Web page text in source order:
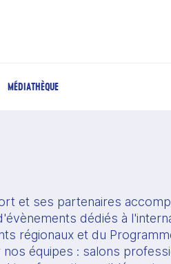
MÉDIATHÈQUE
et ses partenaires
dédiés à
régionaux et du
équipes : salons